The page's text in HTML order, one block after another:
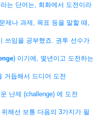
는 단어는, 회화에서 도전이라
나 과제, 목표 등을 말할 때,
쓰임을 공부했죠. 권투 선수가
) 이기에, 몇년이고 도전하는
거듭해서 드디어 도전
난제 (challenge) 에 도전
해선 보통 다음의 3가지가 필